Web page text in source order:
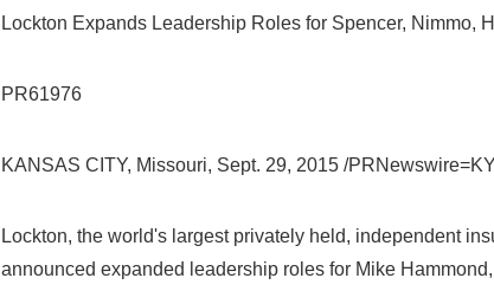
Lockton Expands Leadership Roles for Spencer, Nimmo,
PR61976
KANSAS CITY, Missouri, Sept. 29, 2015 /
Lockton, the world's largest privately held, independent
announced expanded leadership roles for Mike